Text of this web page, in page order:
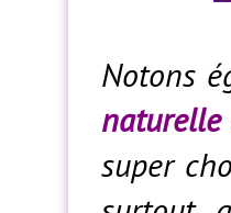
Notons
super